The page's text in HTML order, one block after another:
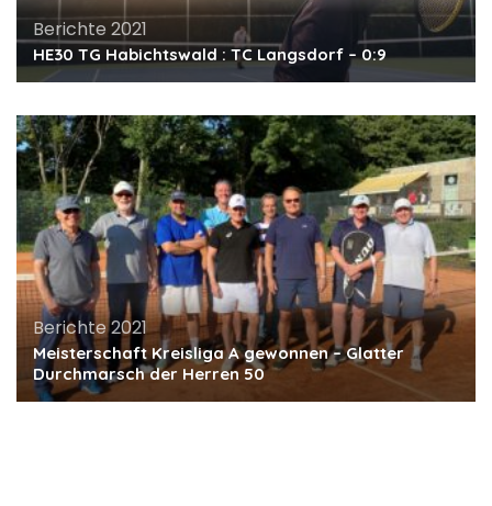
Berichte 2021
HE30 TG Habichtswald : TC Langsdorf – 0:9
Berichte 2021
Meisterschaft Kreisliga A gewonnen – Glatter
Durchmarsch der Herren 50